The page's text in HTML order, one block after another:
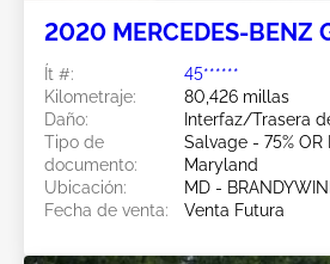
2020 MERCEDES-BENZ
Ít #:
45******
Kilometraje:
80,426 millas
Daño:
Interfaz/Trasera
Tipo de
documento:
Salvage - 75% OR
Maryland
Ubicación:
MD -
Fecha de venta:
Venta Futura